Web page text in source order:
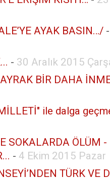
AYAK BASIN…/
- 30 Aralık 2015
BİR DAHA
ile dalga
SOKALARDA ÖLÜM
- 4 Ekim 2015 Pazar
TÜRK VE